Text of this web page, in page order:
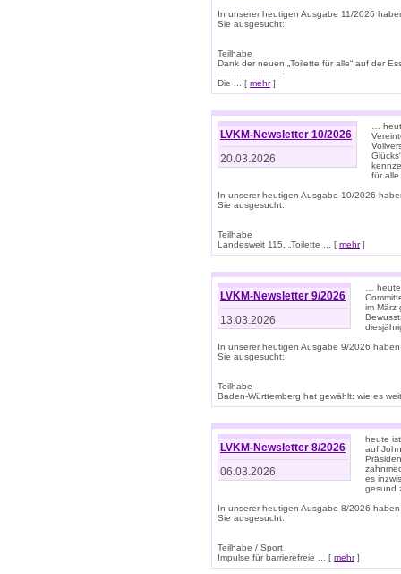
In unserer heutigen Ausgabe 11/2026
Sie ausgesucht:
Teilhabe
Dank der neuen „Toilette für alle“ auf der
-------------------------
Die ... [ mehr]
LVKM-Newsletter 10/2026
20.03.2026
…
für
In unserer heutigen Ausgabe 10/2026
Sie ausgesucht:
Teilhabe
Landesweit 115. „Toilette ... [ mehr]
LVKM-Newsletter 9/2026
13.03.2026
…
im März
In unserer heutigen Ausgabe 9/2026
Sie ausgesucht:
Teilhabe
Baden-Württemberg hat gewählt: wie es
LVKM-Newsletter 8/2026
06.03.2026
heute
auf
es
gesund
In unserer heutigen Ausgabe 8/2026
Sie ausgesucht:
Teilhabe / Sport
Impulse für barrierefreie ... [ mehr]